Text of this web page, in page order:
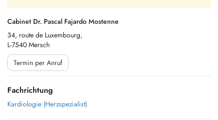
Cabinet Dr. Pascal Fajardo Mostenne
34, route de Luxembourg,
L-7540 Mersch
Termin per Anruf
Fachrichtung
Kardiologie (Herzspezialist)